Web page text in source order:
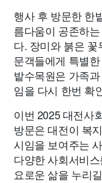
행사 후 방문한 한
름다움이 공존하
다. 장미와 붉은
문객들에게 특별
밭수목원은 가족
임을 다시 한번 확
이번 2025 대전사
방문은 대전이 복
시임을 보여주는
다양한 사회서비
요로운 삶을 누리